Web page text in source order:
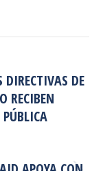
WhatsApp
DE
RECIBEN